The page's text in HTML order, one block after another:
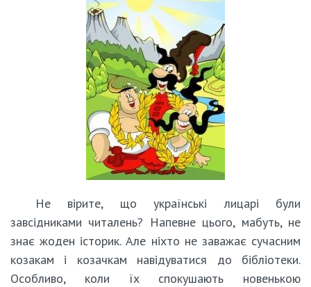
Не вірите, що українські лицарі були
завсідниками читалень? Напевне цього, мабуть, не
знає жоден історик. Але ніхто не заважає сучасним
козакам і козачкам навідуватися до бібліотеки.
Особливо, коли їх спокушають новенькою